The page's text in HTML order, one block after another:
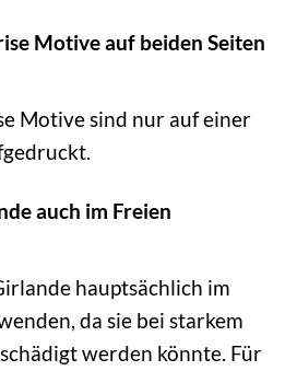
Motive auf beiden Seiten
Motive sind nur auf einer
auch im Freien
hauptsächlich im
da sie bei starkem
werden könnte. Für